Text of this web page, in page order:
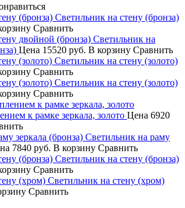
Светильник на стену (бронза)
Сравнить
Светильник на
Цена 15520 руб. В корзину Сравнить
Светильник на стену (золото)
Сравнить
Светильник на стену (золото)
Сравнить
к рамке зеркала, золото Цена 6920
Светильник на раму
7840 руб. В корзину Сравнить
Светильник на стену (бронза)
Сравнить
Светильник на стену (хром)
Сравнить